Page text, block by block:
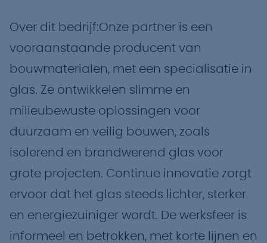
Over dit bedrijf:Onze partner is een
vooraanstaande producent van
bouwmaterialen, met een specialisatie in
glas. Ze ontwikkelen slimme en
milieubewuste oplossingen voor
duurzaam en veilig bouwen, zoals
isolerend en brandwerend glas voor
grote projecten. Continue innovatie zorgt
ervoor dat het glas steeds lichter, sterker
en energiezuiniger wordt. De werksfeer is
informeel en betrokken, met korte lijnen en